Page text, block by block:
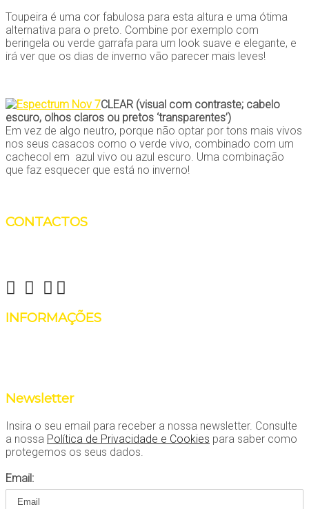
Toupeira é uma cor fabulosa para esta altura e uma ótima
alternativa para o preto. Combine por exemplo com
beringela ou verde garrafa para um look suave e elegante, e
irá ver que os dias de inverno vão parecer mais leves!
CLEAR (visual com contraste; cabelo
escuro, olhos claros ou pretos ‘transparentes’)
Em vez de algo neutro, porque não optar por tons mais vivos
nos seus casacos como o verde vivo, combinado com um
cachecol em azul vivo ou azul escuro. Uma combinação
que faz esquecer que está no inverno!
CONTACTOS
INFORMAÇÕES
Newsletter
Insira o seu email para receber a nossa newsletter. Consulte
a nossa Política de Privacidade e Cookies para saber como
protegemos os seus dados.
Email: